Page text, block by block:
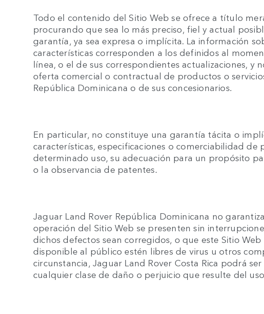
Todo el contenido del Sitio Web se ofrece a título
procurando que sea lo más preciso, fiel y actual
garantía, ya sea expresa o implícita. La información
características corresponden a los definidos al
línea, o el de sus correspondientes actualizaciones, y
oferta comercial o contractual de productos o
República Dominicana o de sus concesionarios.
En particular, no constituye una garantía tácita o
características, especificaciones o comerciabilidad de
determinado uso, su adecuación para un propósito
o la observancia de patentes.
Jaguar Land Rover República Dominicana no
operación del Sitio Web se presenten sin
dichos defectos sean corregidos, o que este Sitio
disponible al público estén libres de virus u otros
circunstancia, Jaguar Land Rover Costa Rica podrá
cualquier clase de daño o perjuicio que resulte del